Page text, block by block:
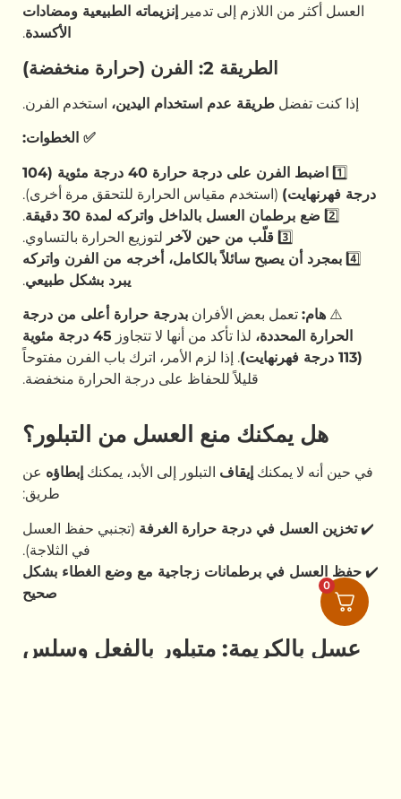
العسل أكثر من اللازم إلى تدمير إنزيماته الطبيعية ومضادات
الأكسدة.
الطريقة 2: الفرن (حرارة منخفضة)
إذا كنت تفضل طريقة عدم استخدام اليدين، استخدم الفرن.
✅ الخطوات:
1️⃣
اضبط الفرن على درجة حرارة 40 درجة مئوية (104
درجة فهرنهايت) (استخدم مقياس الحرارة للتحقق مرة أخرى).
2️⃣ ضع برطمان العسل بالداخل واتركه لمدة 30 دقيقة
.
3️⃣ قلّب من حين لآخر لتوزيع الحرارة بالتساوي.
4️⃣ بمجرد أن يصبح سائلاً بالكامل، أخرجه من الفرن واتركه
يبرد بشكل طبيعي.
⚠️ هام: تعمل بعض الأفران بدرجة حرارة أعلى من درجة
الحرارة المحددة، لذا تأكد من أنها لا تتجاوز
45 درجة مئوية
(113 درجة فهرنهايت)
. إذا لزم الأمر، اترك باب الفرن مفتوحاً
قليلاً للحفاظ على درجة الحرارة منخفضة.
هل يمكنك منع العسل من التبلور؟
في حين أنه لا يمكنك إيقاف التبلور إلى الأبد، يمكنك إبطاؤه عن
طريق:
✔️تخزين العسل في درجة حرارة الغرفة (تجنبي حفظ العسل
في الثلاجة).
✔️ حفظ العسل في برطمانات زجاجية مع وضع الغطاء بشكل
صحيح
عسل بالكريمة: متبلور بالفعل وسلس
0